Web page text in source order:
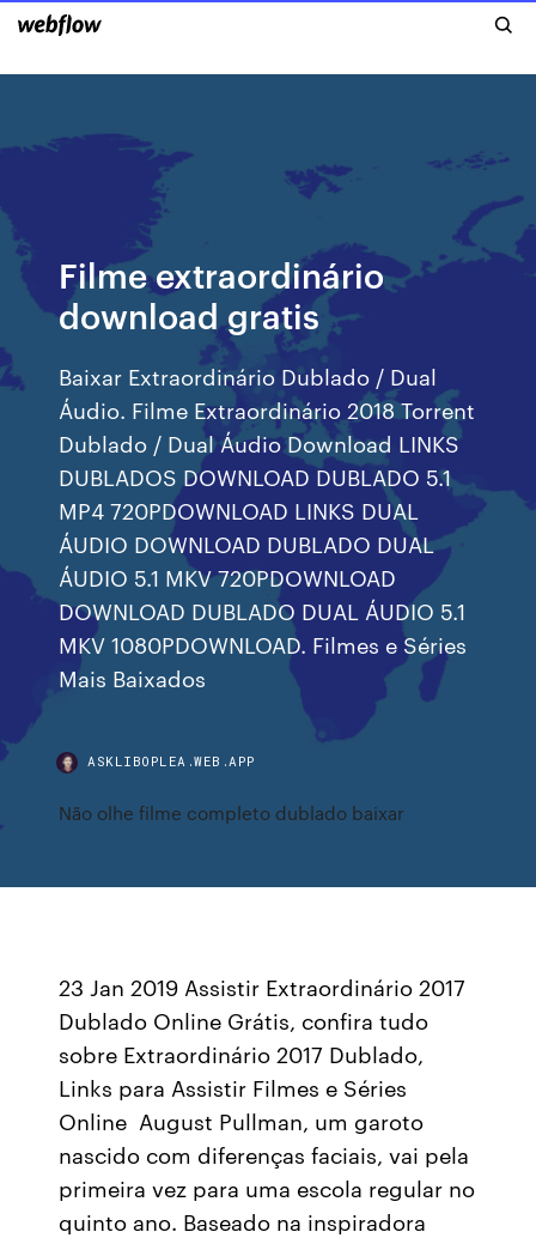
Filme extraordinário
download gratis
Baixar Extraordinário Dublado / Dual
Áudio. Filme Extraordinário 2018 Torrent
Dublado / Dual Áudio Download LINKS
DUBLADOS DOWNLOAD DUBLADO 5.1
MP4 720PDOWNLOAD LINKS DUAL
ÁUDIO DOWNLOAD DUBLADO DUAL
ÁUDIO 5.1 MKV 720PDOWNLOAD
DOWNLOAD DUBLADO DUAL ÁUDIO 5.1
MKV 1080PDOWNLOAD. Filmes e Séries
Mais Baixados
ASKLIBOPLEA.WEB.APP
Não olhe filme completo dublado baixar
23 Jan 2019 Assistir Extraordinário 2017
Dublado Online Grátis, confira tudo
sobre Extraordinário 2017 Dublado,
Links para Assistir Filmes e Séries
Online August Pullman, um garoto
nascido com diferenças faciais, vai pela
primeira vez para uma escola regular no
quinto ano. Baseado na inspiradora